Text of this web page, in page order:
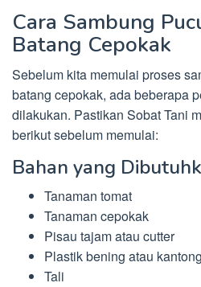
Cara Sambung
Batang Cepokak
Sebelum kita memulai proses
batang cepokak, ada beberapa
dilakukan. Pastikan Sobat Tani
berikut sebelum memulai:
Bahan yang
Tanaman tomat
Tanaman cepokak
Pisau tajam atau cutter
Plastik bening atau
Tali